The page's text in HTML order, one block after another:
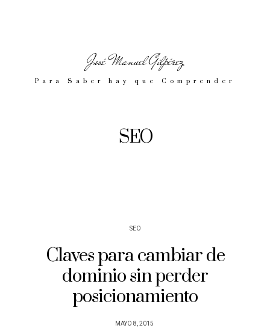
José Manuel Gilpérez
Para Saber hay que Comprender
SEO
SEO
Claves para cambiar de
dominio sin perder
posicionamiento
POSTED
MAYO 8, 2015